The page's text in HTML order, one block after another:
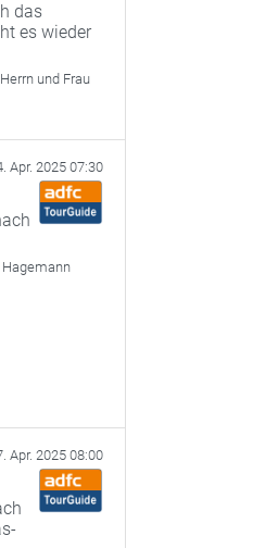
das
es wieder
Herrn und Frau
Apr. 2025 07:30
Hagemann
Apr. 2025 08:00